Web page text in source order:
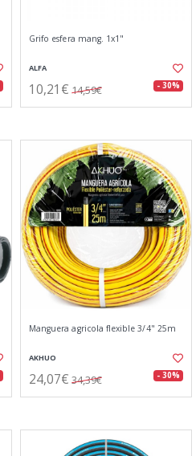
Grifo esfera mang. 1x1"
ALFA
10,21€ 14,59€ - 30%
Manguera agricola flexible 3/4" 25m
AKHUO
24,07€ 34,39€ - 30%